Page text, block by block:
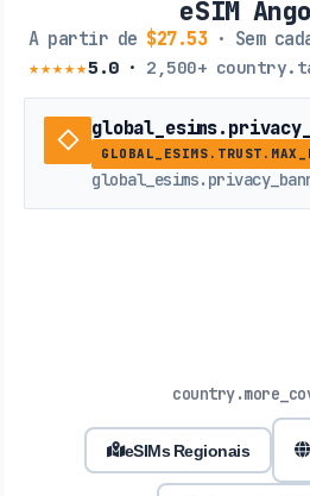
eSIM
A partir de $27.53· Sem
★★★★★5.0· 2,500+
eSIMs Regionais